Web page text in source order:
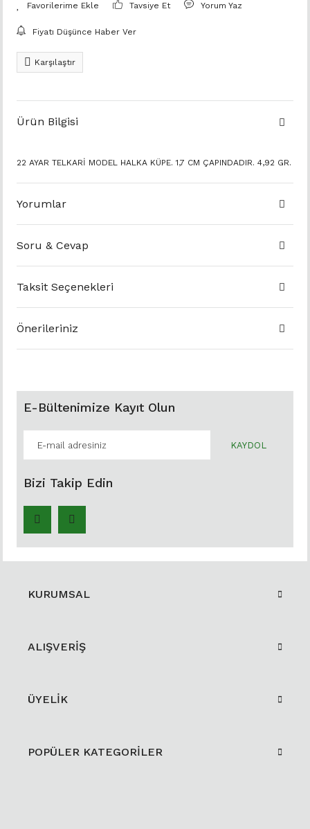
Tavsiye Et Yorum Yaz
Fiyatı Düşünce Haber Ver
Karşılaştır
Ürün Bilgisi
22 AYAR TELKARİ MODEL HALKA KÜPE. 1,7 CM ÇAPINDADIR. 4,92 GR.
Yorumlar
Soru & Cevap
Taksit Seçenekleri
Önerileriniz
E-Bültenimize Kayıt Olun
KAYDOL
Bizi Takip Edin
KURUMSAL
ALIŞVERİŞ
ÜYELİK
POPÜLER KATEGORİLER